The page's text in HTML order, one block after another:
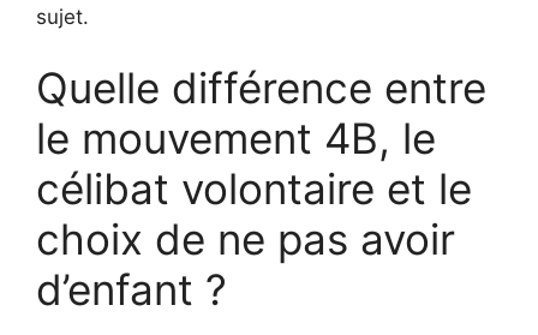
sujet.
Quelle différence entre
le mouvement 4B, le
célibat volontaire et le
choix de ne pas avoir
d’enfant ?